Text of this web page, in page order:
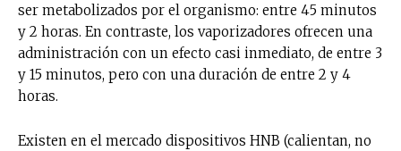
ser metabolizados por el organismo: entre 45 minutos
y 2 horas. En contraste, los vaporizadores ofrecen una
administración con un efecto casi inmediato, de entre 3
y 15 minutos, pero con una duración de entre 2 y 4
horas.
Existen en el mercado dispositivos HNB (calientan, no